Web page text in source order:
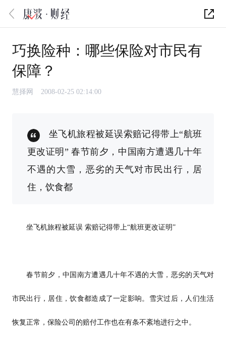
巧换险种：哪些保险对市民有
保障？
慧择网 2008-02-25 02:14:00
坐飞机旅程被延误索赔记得带上“航班
更改证明” 春节前夕，中国南方遭遇几十年
不遇的大雪，恶劣的天气对市民出行，居
住，饮食都
坐飞机旅程被延误 索赔记得带上“航班更改证明”
春节前夕，中国南方遭遇几十年不遇的大雪，恶劣的天气对
市民出行，居住，饮食都造成了一定影响。雪灾过后，人们生活
恢复正常，保险公司的赔付工作也在有条不紊地进行之中。